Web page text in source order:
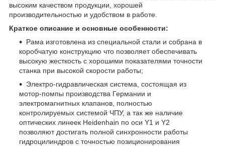
высоким качеством продукции, хорошей
производительностью и удобством в работе.
Краткое описание и основные особенности:
Рама изготовлена из специальной стали и собрана в
коробчатую конструкцию что позволяет обеспечивать
высокую жесткость с хорошими показателями точности
станка при высокой скорости работы;
Электро-гидравлическая система, состоящая из
мотор-помпы производства Германии и
электромагнитных клапанов, полностью
контролируемых системой ЧПУ, а так же наличие
оптических линеек Heidenhain по оси Y1 и Y2
позволяют достигать полной синхронности работы
гидроцилиндров с точностью позиционирования